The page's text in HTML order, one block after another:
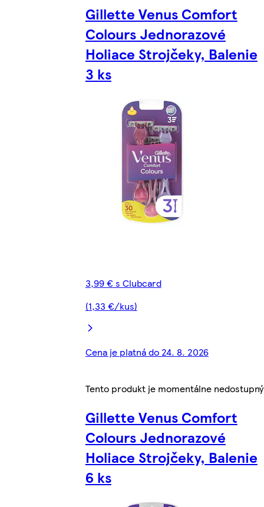
Gillette Venus Comfort
Colours Jednorazové
Holiace Strojčeky, Balenie
3 ks
3,99 € s Clubcard
(1,33 €/kus)
Cena je platná do 24. 8. 2026
Tento produkt je momentálne nedostupný
Gillette Venus Comfort
Colours Jednorazové
Holiace Strojčeky, Balenie
6 ks